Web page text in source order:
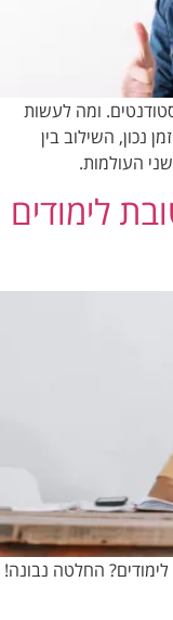
ומה לעשות
נכון, השילוב בין
העולמות.
לימודים
החלטה נבונה!